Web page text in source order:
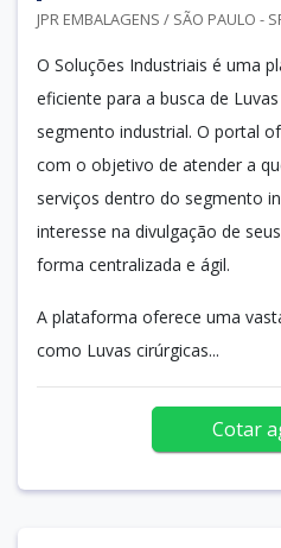
JPR EMBALAGENS / SÃO PAULO -
O Soluções Industriais é uma
eficiente para a busca de
segmento industrial. O portal
com o objetivo de atender a
serviços dentro do segmento
interesse na divulgação de
forma centralizada e ágil.
A plataforma oferece uma
como Luvas cirúrgicas...
Cotar